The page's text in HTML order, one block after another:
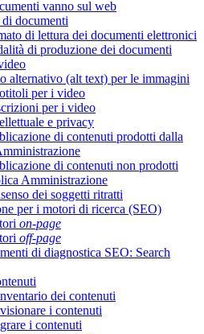
vanno sul web
documenti
di lettura dei documenti elettronici
di produzione dei documenti
alternativo (alt text) per le immagini
per i video
per i video
e privacy
di contenuti prodotti dalla
di contenuti non prodotti
Amministrazione
dei soggetti ritratti
per i motori di ricerca (SEO)
on-page
off-page
di diagnostica SEO: Search
dei contenuti
i contenuti
i contenuti